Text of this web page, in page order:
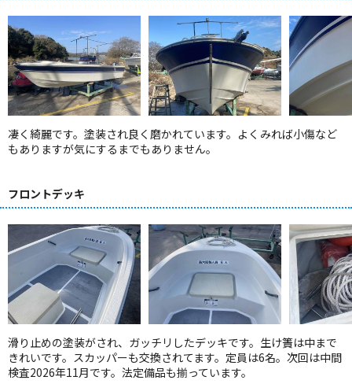
凄く綺麗です。塗装され良く磨かれています。よくみれば小傷など
もありますが気にするまでもありません。
フロントデッキ
滑り止めの塗装がされ、ガッチリしたデッキです。生け簀は中まで
きれいです。スカッパーも交換されてます。定員は6名。次回は中間
検査2026年11月です。法定備品も揃っています。